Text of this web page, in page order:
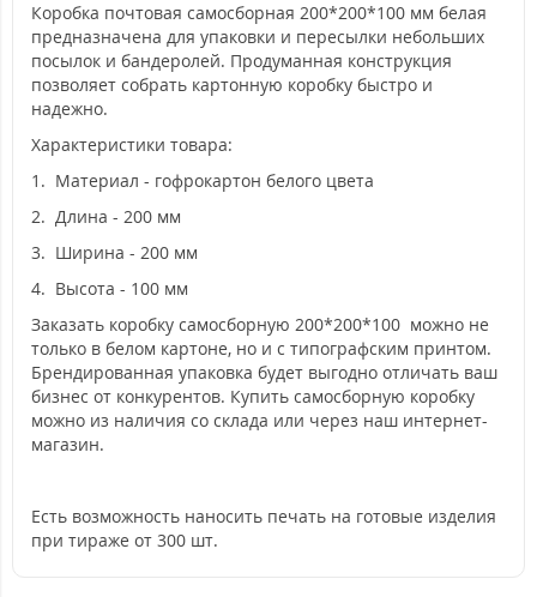
Коробка почтовая самосборная 200*200*100 мм белая
предназначена для упаковки и пересылки небольших
посылок и бандеролей. Продуманная конструкция
позволяет собрать картонную коробку быстро и
надежно.
Характеристики товара:
1. Материал - гофрокартон белого цвета
2. Длина - 200 мм
3. Ширина - 200 мм
4. Высота - 100 мм
Заказать коробку самосборную 200*200*100 можно не
только в белом картоне, но и с типографским принтом.
Брендированная упаковка будет выгодно отличать ваш
бизнес от конкурентов. Купить самосборную коробку
можно из наличия со склада или через наш интернет-
магазин.
Есть возможность наносить печать на готовые изделия
при тираже от 300 шт.